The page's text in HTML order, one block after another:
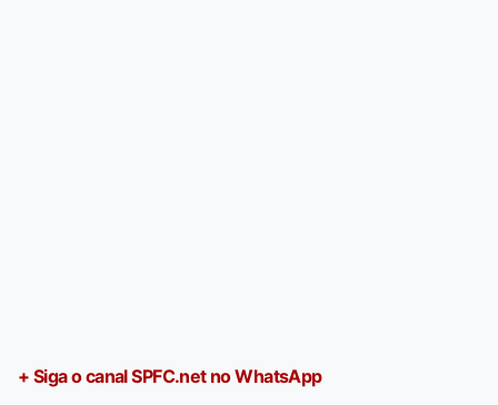
+ Siga o canal SPFC.net no WhatsApp